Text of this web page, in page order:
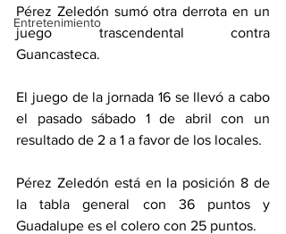
Entretenimiento
Pérez Zeledón sumó otra derrota en un
juego trascendental contra
Guancasteca.
El juego de la jornada 16 se llevó a cabo
el pasado sábado 1 de abril con un
resultado de 2 a 1 a favor de los locales.
Pérez Zeledón está en la posición 8 de
la tabla general con 36 puntos y
Guadalupe es el colero con 25 puntos.